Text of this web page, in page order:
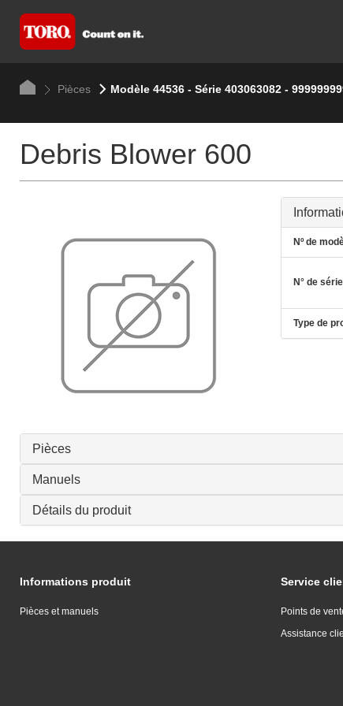
Pièces Modèle 44536 - Série 403063082 -
Debris Blower 600
Nº de
N° de
Type de
Pièces
Manuels
Détails du produit
Informations produit
Pièces et manuels
Service
Points de
Assistance